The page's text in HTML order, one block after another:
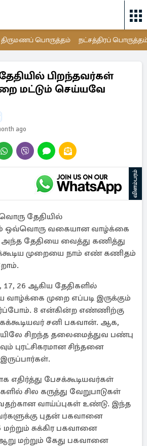
திருமணப் பொருத்தம் நட்சத்திரப்
பிறந்தவர்கள்
மட்டும் செய்யவே
ago
விளம்பரம்
தேதியில்
ஒவ்வொரு வகையான வாழ்க்கை
அந்த தேதியை வைத்து கணித்து
முறையை நாம் எண் கணிதம்
26 ஆகிய தேதிகளில்
வாழ்க்கை முறை எப்படி இருக்கும்
8 என்கின்ற எண்ணிற்கு
சனி பகவான். ஆக,
சிறந்த தலைமைத்துவ பண்பு
புரட்சிகரமான சிந்தனை
எதிர்த்து பேசக்கூடியவர்கள்
சில கருத்து வேறுபாடுகள்
வாய்ப்புகள் உண்டு. இந்த
புதன் பகவானை
சுக்கிர பகவானை
மற்றும் கேது பகவானை